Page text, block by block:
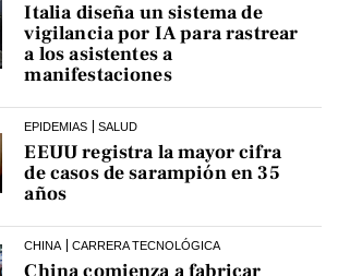
Italia diseña un sistema de
vigilancia por IA para rastrear
a los asistentes a
manifestaciones
EPIDEMIAS SALUD
EEUU registra la mayor cifra
de casos de sarampión en 35
años
CHINA CARRERA TECNOLÓGICA
China comienza a fabricar